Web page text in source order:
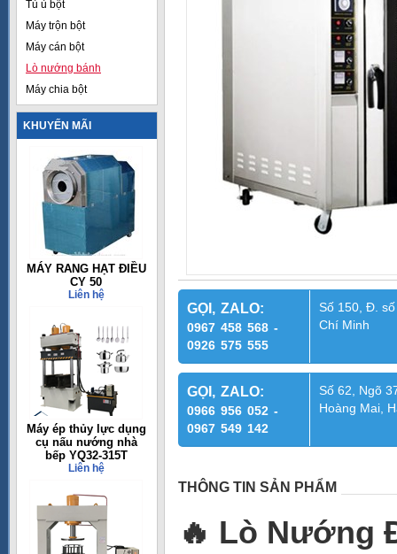
Tủ ủ bột
Máy trộn bột
Máy cán bột
Lò nướng bánh
Máy chia bột
KHUYẾN MÃI
MÁY RANG HẠT ĐIỀU
CY 50
Liên hệ
Máy ép thủy lực dụng
cụ nấu nướng nhà
bếp YQ32-315T
Liên hệ
GỌI, ZALO:
0967 458 568 -
0926 575 555
Số 150, Đ.
Chí Minh
GỌI, ZALO:
0966 956 052 -
0967 549 142
Số 62, Ngõ
Hoàng Mai,
THÔNG TIN SẢN PHẨM
🔥 Lò Nướng